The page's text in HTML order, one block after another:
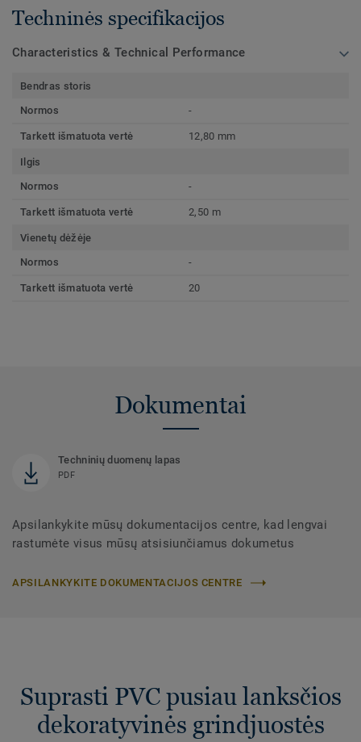
Techninės specifikacijos
Characteristics & Technical Performance
Bendras storis
Normos
-
Tarkett išmatuota vertė 12,80 mm
Ilgis
Normos
-
Tarkett išmatuota vertė 2,50 m
Vienetų dėžėje
Normos
-
Tarkett išmatuota vertė 20
Dokumentai
Techninių duomenų lapas
PDF
Apsilankykite mūsų dokumentacijos centre, kad lengvai
rastumėte visus mūsų atsisiunčiamus dokumetus
APSILANKYKITE DOKUMENTACIJOS CENTRE
Suprasti PVC pusiau lanksčios
dekoratyvinės grindjuostės